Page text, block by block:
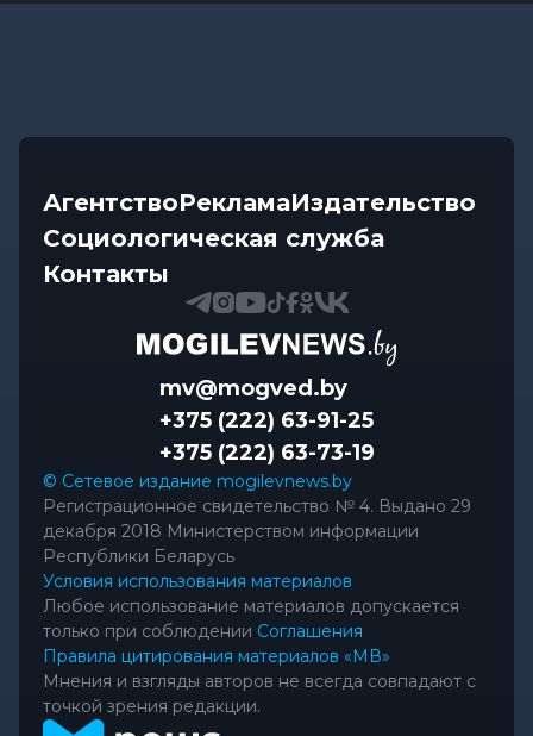
АгентствоРекламаИздательство
Социологическая служба
Контакты
mv@mogved.by
+375 (222) 63-91-25
+375 (222) 63-73-19
© Сетевое издание mogilevnews.by
Регистрационное свидетельство № 4. Выдано 29
декабря 2018 Министерством информации
Республики Беларусь
Условия использования материалов
Любое использование материалов допускается
только при соблюдении Соглашения
Правила цитирования материалов «МВ»
Мнения и взгляды авторов не всегда совпадают с
точкой зрения редакции.